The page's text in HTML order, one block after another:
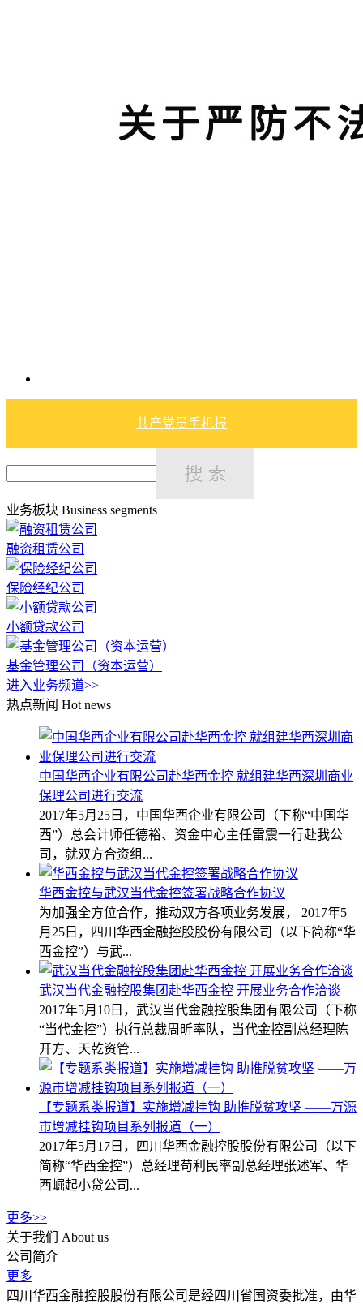
共产党员手机报
业务板块 Business segments
融资租赁公司
保险经纪公司
小额贷款公司
基金管理公司（资本运营）
进入业务频道>>
热点新闻 Hot news
中国华西企业有限公司赴华西金控 就组建华西深圳商业
保理公司进行交流
2017年5月25日，中国华西企业有限公司（下称“中国华
西”）总会计师任德裕、资金中心主任雷震一行赴我公
司，就双方合资组...
华西金控与武汉当代金控签署战略合作协议
为加强全方位合作，推动双方各项业务发展， 2017年5
月25日，四川华西金融控股股份有限公司（以下简称“华
西金控”）与武...
武汉当代金融控股集团赴华西金控 开展业务合作洽谈
2017年5月10日，武汉当代金融控股集团有限公司（下称
“当代金控”）执行总裁周昕率队，当代金控副总经理陈
开方、天乾资管...
【专题系类报道】实施增减挂钩 助推脱贫攻坚 ——万源
市增减挂钩项目系列报道（一）
2017年5月17日，四川华西金融控股股份有限公司（以下
简称“华西金控”）总经理苟利民率副总经理张述军、华
西崛起小贷公司...
更多>>
关于我们
About us
公司简介
更多
四川华西金融控股股份有限公司是经四川省国资委批准，由华